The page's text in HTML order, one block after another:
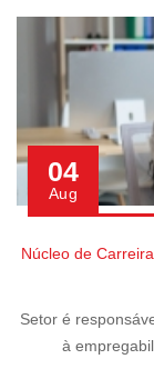
04
Aug
Núcleo de
Setor é
à